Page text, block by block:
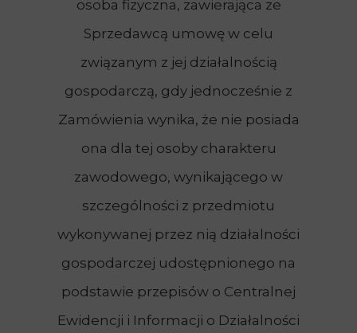
osoba fizyczna, zawierająca ze
Sprzedawcą umowę w celu
związanym z jej działalnością
gospodarczą, gdy jednocześnie z
Zamówienia wynika, że nie posiada
ona dla tej osoby charakteru
zawodowego, wynikającego w
szczególności z przedmiotu
wykonywanej przez nią działalności
gospodarczej udostępnionego na
podstawie przepisów o Centralnej
Ewidencji i Informacji o Działalności